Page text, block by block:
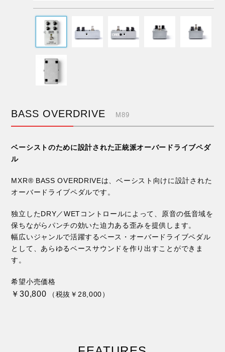
BASS OVERDRIVE M89
ベーシストのために設計された正統派オーバードライブペダ
ル
MXR® BASS OVERDRIVEは、ベーシスト向けに設計された
オーバードライブペダルです。
独立したDRY／WETコントロールによって、原音の低音域を
保ちながらパンチの効いた迫力ある歪みを提供します。
幅広いジャンルで活躍するベース・オーバードライブペダル
として、あらゆるベースサウンドを作り出すことができま
す。
希望小売価格
￥30,800 （税抜￥28,000）